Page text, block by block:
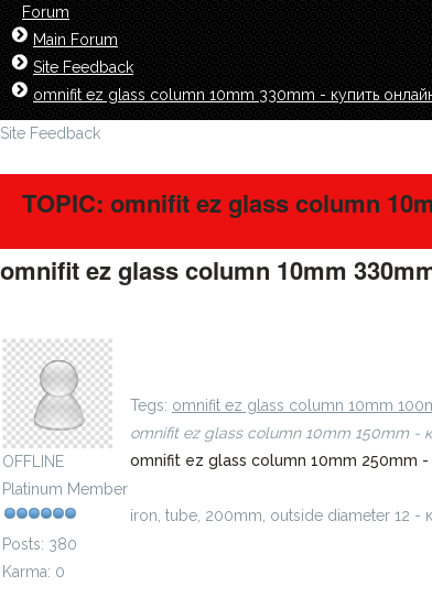
Forum
Main Forum
Site Feedback
omnifit ez glass column 10mm 330mm - купить
Site Feedback
TOPIC: omnifit ez glass column
omnifit ez glass column 10mm
OFFLINE
Platinum Member
Posts: 380
Karma: 0
Tegs: omnifit ez glass column 10mm
omnifit ez glass column 10mm 150mm -
omnifit ez glass column 10mm 250mm
iron, tube, 200mm, outside diameter 12 -